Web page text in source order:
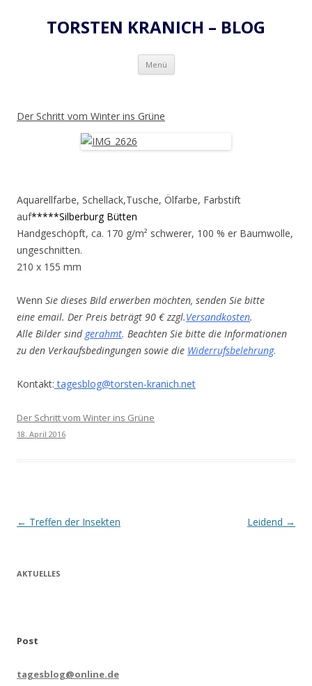
TORSTEN KRANICH – BLOG
Menü Zum
springen
Der Schritt vom Winter ins Grüne
Aquarellfarbe, Schellack,Tusche, Ölfarbe, Farbstift
auf*****Silberburg Bütten
Handgeschöpft, ca. 170 g/m² schwerer, 100 % er Baumwolle,
ungeschnitten.
210 x 155 mm
Wenn Sie dieses Bild erwerben möchten, senden Sie bitte
eine email. Der Preis beträgt 90 € zzgl.Versandkosten.
Alle Bilder sind gerahmt. Beachten Sie bitte die Informationen
zu den Verkaufsbedingungen sowie die Widerrufsbelehrung.
Kontakt: tagesblog@torsten-kranich.net
Der Schritt vom Winter ins Grüne
18. April 2016
Beitrags-
← Treffen der Insekten Leidend →
AKTUELLES
Post
tagesblog@online.de